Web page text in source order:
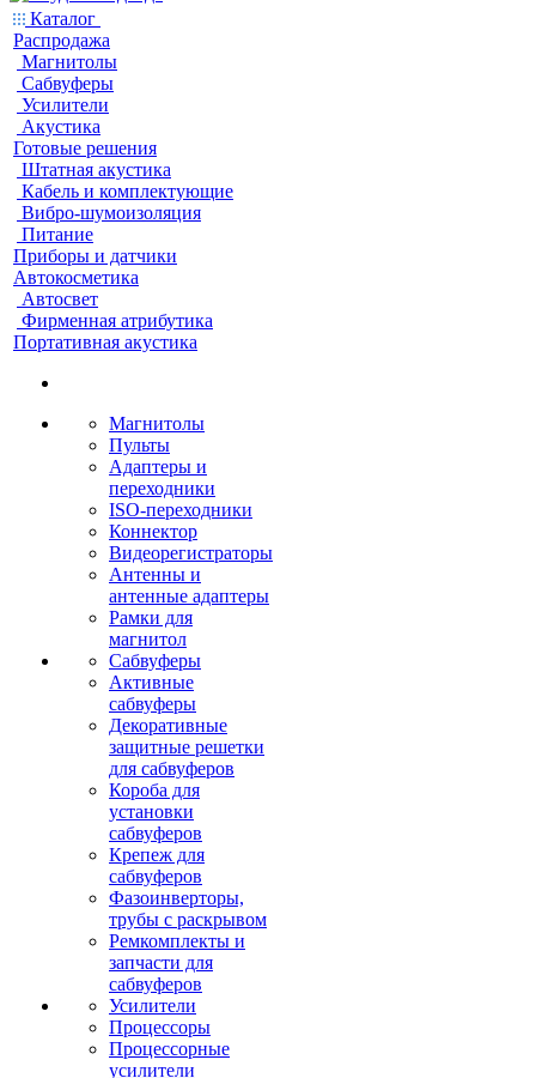
Каталог
Распродажа
Магнитолы
Сабвуферы
Усилители
Акустика
Готовые решения
Штатная акустика
Кабель и комплектующие
Вибро-шумоизоляция
Питание
Приборы и датчики
Автокосметика
Автосвет
Фирменная атрибутика
Портативная акустика
Магнитолы
Пульты
Адаптеры и
переходники
ISO-переходники
Коннектор
Видеорегистраторы
Антенны и
антенные адаптеры
Рамки для
магнитол
Сабвуферы
Активные
сабвуферы
Декоративные
защитные решетки
для сабвуферов
Короба для
установки
сабвуферов
Крепеж для
сабвуферов
Фазоинверторы,
трубы с раскрывом
Ремкомплекты и
запчасти для
сабвуферов
Усилители
Процессоры
Процессорные
усилители